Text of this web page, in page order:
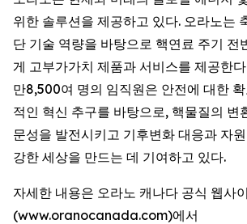
위한 솔루션을 제공하고 있다. 오라노는
단 기술 역량을 바탕으로 핵연료 주기 전
게 고부가가치 제품과 서비스를 제공한
만8,500여 명의 임직원은 안전에 대한
적인 혁신 추구를 바탕으로, 핵물질의 변
문성을 발전시키고 기후변화 대응과 자
강한 세상을 만드는 데 기여하고 있다.
자세한 내용은 오라노 캐나다 공식 웹사
(www.oranocanada.com)에서